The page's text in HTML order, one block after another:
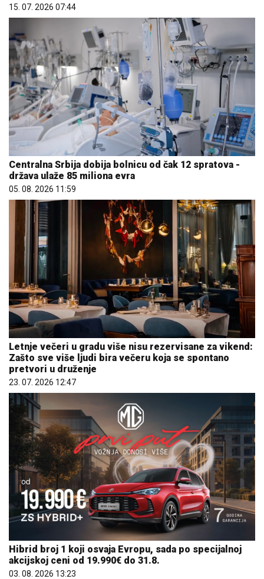
15. 07. 2026 07:44
Centralna Srbija dobija bolnicu od čak 12 spratova -
država ulaže 85 miliona evra
05. 08. 2026 11:59
Letnje večeri u gradu više nisu rezervisane za vikend:
Zašto sve više ljudi bira večeru koja se spontano
pretvori u druženje
23. 07. 2026 12:47
Hibrid broj 1 koji osvaja Evropu, sada po specijalnoj
akcijskoj ceni od 19.990€ do 31.8.
03. 08. 2026 13:23